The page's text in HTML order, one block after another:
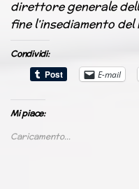
direttore generale
fine l’insediamento
Condividi:
E-mail
Mi piace:
Caricamento...